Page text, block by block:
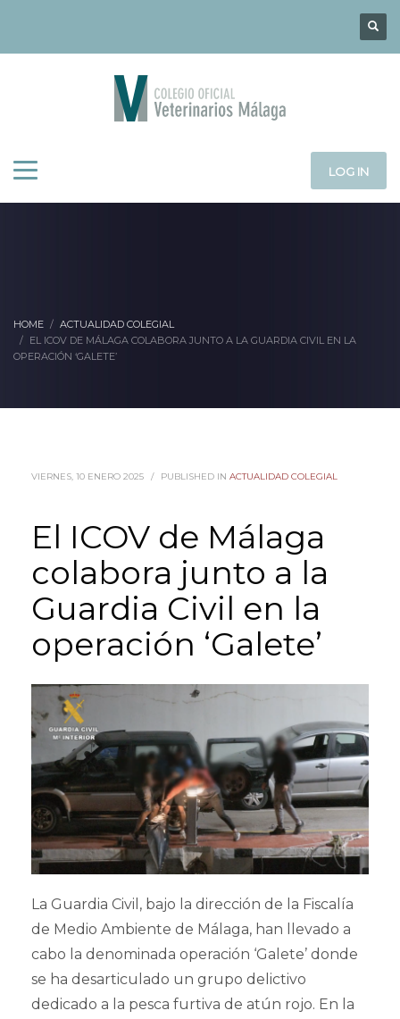
LOG IN
HOME
ACTUALIDAD COLEGIAL
EL ICOV DE MÁLAGA COLABORA JUNTO A LA GUARDIA CIVIL EN LA
OPERACIÓN ‘GALETE’
VIERNES, 10 ENERO 2025 / PUBLISHED IN ACTUALIDAD COLEGIAL
El ICOV de Málaga
colabora junto a la
Guardia Civil en la
operación ‘Galete’
La Guardia Civil, bajo la dirección de la Fiscalía
de Medio Ambiente de Málaga, han llevado a
cabo la denominada operación ‘Galete’ donde
se ha desarticulado un grupo delictivo
dedicado a la pesca furtiva de atún rojo. En la